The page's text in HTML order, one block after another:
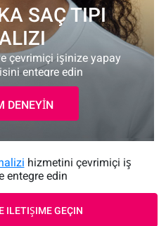
SAÇ TIPI
çevrimiçi işinize yapay
entegre edin
DENEYİN
hizmetini çevrimiçi iş
entegre edin
ILETIŞIME GEÇIN